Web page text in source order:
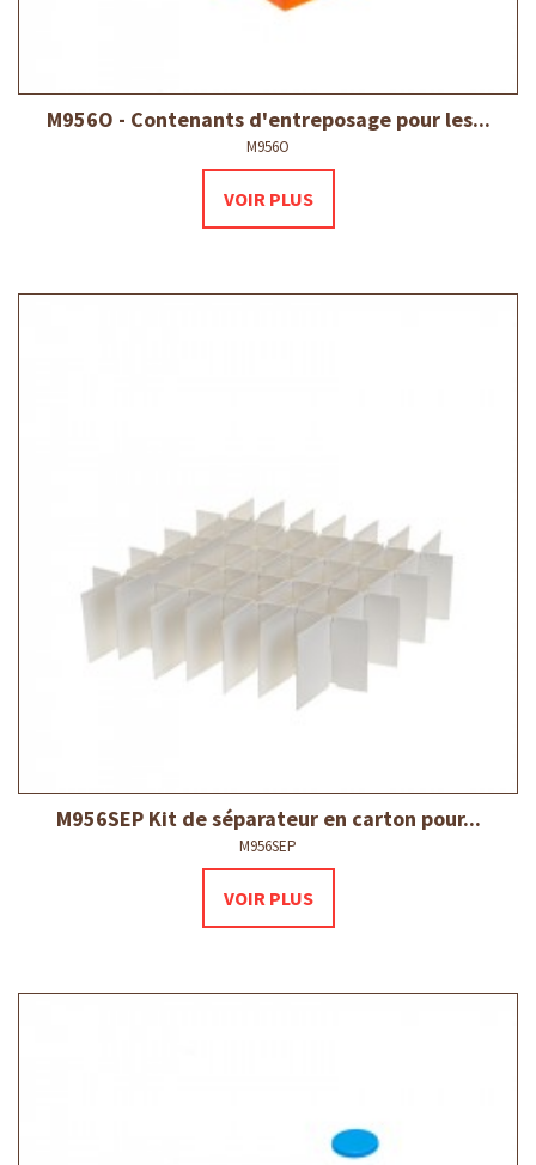
M956O - Contenants d'entreposage pour les...
M956O
VOIR PLUS
M956SEP Kit de séparateur en carton pour...
M956SEP
VOIR PLUS